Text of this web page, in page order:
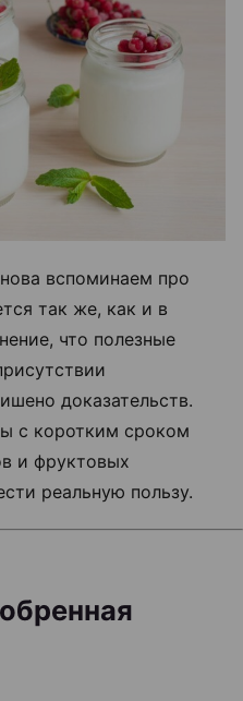
вспоминаем про
так же, как и в
что полезные
доказательств.
с коротким сроком
и фруктовых
реальную пользу.